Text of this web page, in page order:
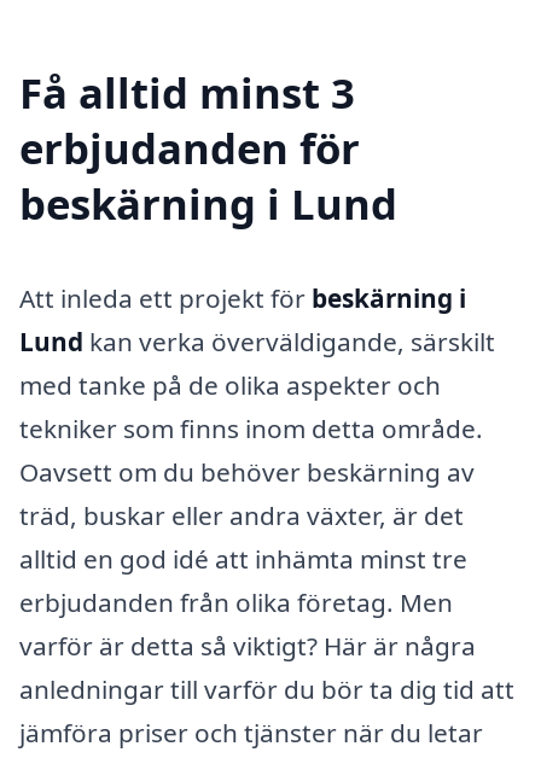
Få alltid minst 3
erbjudanden för
beskärning i Lund
Att inleda ett projekt för beskärning i
Lund kan verka överväldigande, särskilt
med tanke på de olika aspekter och
tekniker som finns inom detta område.
Oavsett om du behöver beskärning av
träd, buskar eller andra växter, är det
alltid en god idé att inhämta minst tre
erbjudanden från olika företag. Men
varför är detta så viktigt? Här är några
anledningar till varför du bör ta dig tid att
jämföra priser och tjänster när du letar